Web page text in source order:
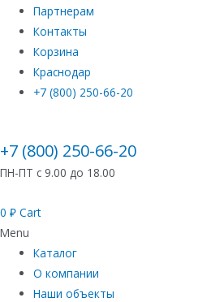
Партнерам
Контакты
Корзина
Краснодар
+7 (800) 250-66-20
+7 (800) 250-66-20
ПН-ПТ с 9.00 до 18.00
0 ₽ Cart
Menu
Каталог
О компании
Наши объекты